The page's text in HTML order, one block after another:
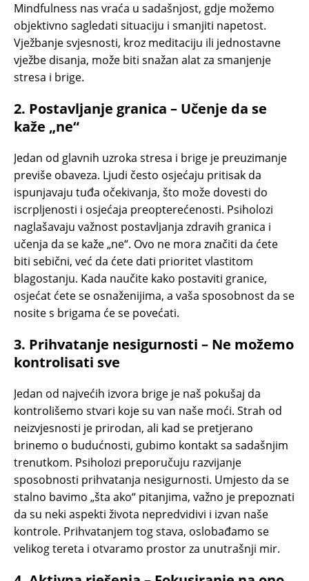
Mindfulness nas vraća u sadašnjost, gdje možemo
objektivno sagledati situaciju i smanjiti napetost.
Vježbanje svjesnosti, kroz meditaciju ili jednostavne
vježbe disanja, može biti snažan alat za smanjenje
stresa i brige.
2. Postavljanje granica – Učenje da se
kaže „ne“
Jedan od glavnih uzroka stresa i brige je preuzimanje
previše obaveza. Ljudi često osjećaju pritisak da
ispunjavaju tuđa očekivanja, što može dovesti do
iscrpljenosti i osjećaja preopterećenosti. Psiholozi
naglašavaju važnost postavljanja zdravih granica i
učenja da se kaže „ne“. Ovo ne mora značiti da ćete
biti sebični, već da ćete dati prioritet vlastitom
blagostanju. Kada naučite kako postaviti granice,
osjećat ćete se osnaženijima, a vaša sposobnost da se
nosite s brigama će se povećati.
3. Prihvatanje nesigurnosti – Ne možemo
kontrolisati sve
Jedan od najvećih izvora brige je naš pokušaj da
kontrolišemo stvari koje su van naše moći. Strah od
neizvjesnosti je prirodan, ali kad se pretjerano
brinemo o budućnosti, gubimo kontakt sa sadašnjim
trenutkom. Psiholozi preporučuju razvijanje
sposobnosti prihvatanja nesigurnosti. Umjesto da se
stalno bavimo „šta ako“ pitanjima, važno je prepoznati
da su neki aspekti života nepredvidivi i izvan naše
kontrole. Prihvatanjem tog stava, oslobađamo se
velikog tereta i otvaramo prostor za unutrašnji mir.